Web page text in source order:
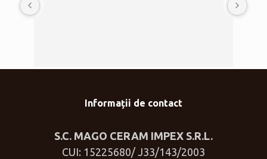
Informații de contact
S.C. MAGO CERAM IMPEX S.R.L.
CUI: 15225680/ J33/143/2003